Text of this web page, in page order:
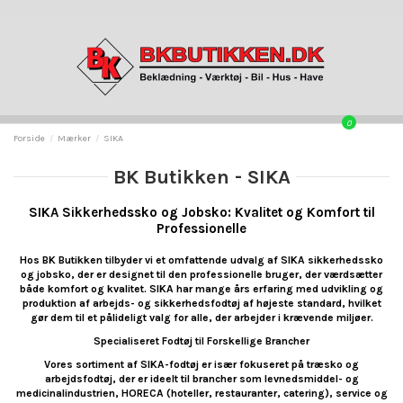
0
Forside Mærker SIKA
BK Butikken - SIKA
SIKA Sikkerhedssko og Jobsko: Kvalitet og Komfort til
Professionelle
Hos BK Butikken tilbyder vi et omfattende udvalg af SIKA sikkerhedssko
og jobsko, der er designet til den professionelle bruger, der værdsætter
både komfort og kvalitet. SIKA har mange års erfaring med udvikling og
produktion af arbejds- og sikkerhedsfodtøj af højeste standard, hvilket
gør dem til et pålideligt valg for alle, der arbejder i krævende miljøer.
Specialiseret Fodtøj til Forskellige Brancher
Vores sortiment af SIKA-fodtøj er især fokuseret på træsko og
arbejdsfodtøj, der er ideelt til brancher som levnedsmiddel- og
medicinalindustrien, HORECA (hoteller, restauranter, catering), service og